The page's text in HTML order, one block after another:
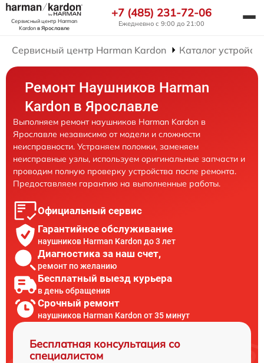
Сервисный центр Harman
Kardonв Ярославле
+7 (485) 231-72-06
Ежедневно с 9:00 до 21:00
Сервисный центр Harman Kardon Каталог устройств
Ремонт Наушников Harman
Kardon в Ярославле
Выполняем ремонт наушников Harman Kardon в
Ярославле независимо от модели и сложности
неисправности. Устраняем поломки, заменяем
неисправные узлы, используем оригинальные запчасти и
проводим полную проверку устройства после ремонта.
Предоставляем гарантию на выполненные работы.
Официальный сервис
Гарантийное обслуживание
наушников Harman Kardon до 3 лет
Диагностика за наш счет,
ремонт по желанию
Бесплатный выезд курьера
в день обращения
Срочный ремонт
наушников Harman Kardon от 35 минут
Бесплатная консультация со
специалистом